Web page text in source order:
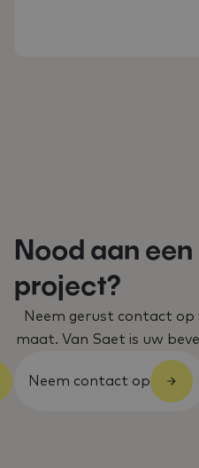
Nood aan
project?
Neem gerust contact op
maat. Van Saet is uw
Neem contact op